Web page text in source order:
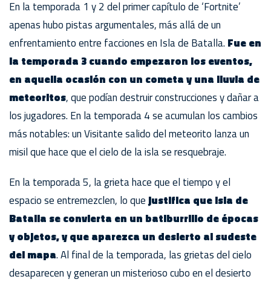
En la temporada 1 y 2 del primer capítulo de ‘Fortnite’
apenas hubo pistas argumentales, más allá de un
enfrentamiento entre facciones en Isla de Batalla. Fue en
la temporada 3 cuando empezaron los eventos,
en aquella ocasión con un cometa y una lluvia de
meteoritos, que podían destruir construcciones y dañar a
los jugadores. En la temporada 4 se acumulan los cambios
más notables: un Visitante salido del meteorito lanza un
misil que hace que el cielo de la isla se resquebraje.
En la temporada 5, la grieta hace que el tiempo y el
espacio se entremezclen, lo quejustifica que Isla de
Batalla se convierta en un batiburrillo de épocas
y objetos, y que aparezca un desierto al sudeste
del mapa. Al final de la temporada, las grietas del cielo
desaparecen y generan un misterioso cubo en el desierto